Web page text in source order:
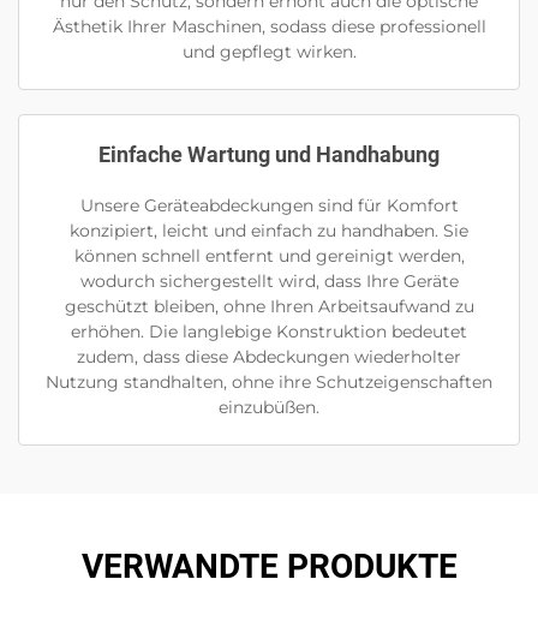
Ästhetik Ihrer Maschinen, sodass diese professionell
und gepflegt wirken.
Einfache Wartung und Handhabung
Unsere Geräteabdeckungen sind für Komfort
konzipiert, leicht und einfach zu handhaben. Sie
können schnell entfernt und gereinigt werden,
wodurch sichergestellt wird, dass Ihre Geräte
geschützt bleiben, ohne Ihren Arbeitsaufwand zu
erhöhen. Die langlebige Konstruktion bedeutet
zudem, dass diese Abdeckungen wiederholter
Nutzung standhalten, ohne ihre Schutzeigenschaften
einzubüßen.
VERWANDTE PRODUKTE